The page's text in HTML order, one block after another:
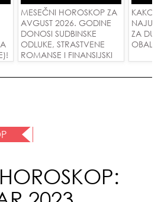
MESEČNI HOROSKOP ZA
AVGUST 2026. GODINE
DONOSI SUDBINSKE
ODLUKE, STRASTVENE
ROMANSE I FINANSIJSKI
KAKO
ZA